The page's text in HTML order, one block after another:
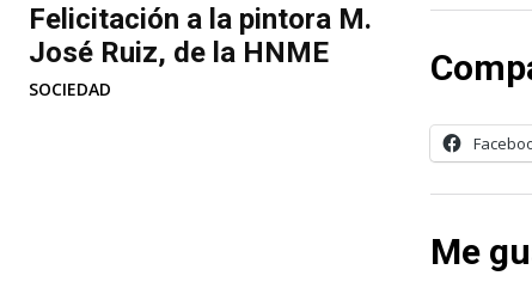
Felicitación a la pintora M.
José Ruiz, de la HNME
SOCIEDAD
Me